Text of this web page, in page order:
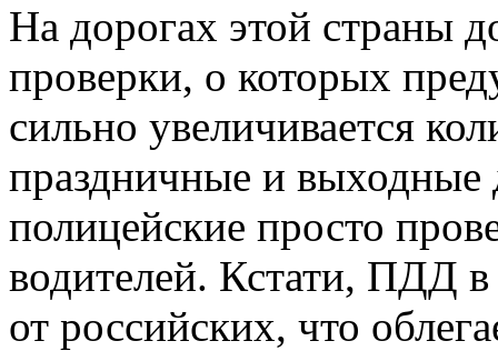
На дорогах этой страны
проверки, о которых
сильно увеличивается
праздничные и
полицейские просто
водителей. Кстати, ПДД
от российских, что